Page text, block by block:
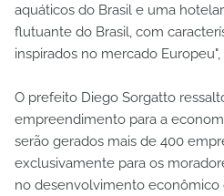
aquáticos do Brasil e uma
flutuante do Brasil, com
inspirados no mercado Europeu",
O prefeito Diego Sorgatto
empreendimento para a
serão gerados mais de 400
exclusivamente para os
no desenvolvimento econômico